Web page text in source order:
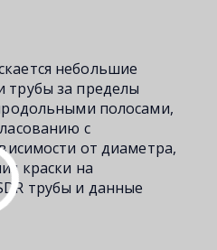
небольшие
трубы за пределы
полосами,
с
от диаметра,
краски на
трубы и данные